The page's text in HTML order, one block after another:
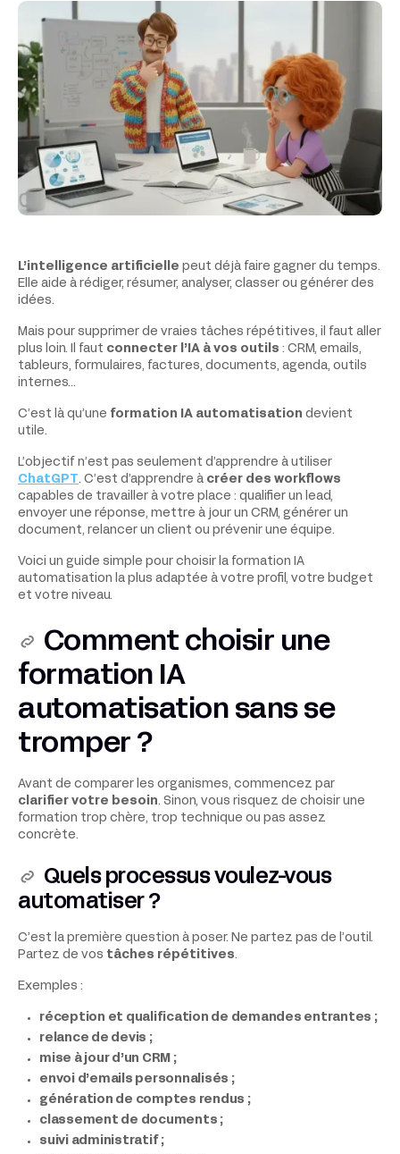
L’intelligence artificielle peut déjà faire gagner du temps.
Elle aide à rédiger, résumer, analyser, classer ou générer des
idées.
Mais pour supprimer de vraies tâches répétitives, il faut aller
plus loin. Il faut connecter l’IA à vos outils : CRM, emails,
tableurs, formulaires, factures, documents, agenda, outils
internes…
C’est là qu’une formation IA automatisation devient
utile.
L’objectif n’est pas seulement d’apprendre à utiliser
ChatGPT. C’est d’apprendre à créer des workflows
capables de travailler à votre place : qualifier un lead,
envoyer une réponse, mettre à jour un CRM, générer un
document, relancer un client ou prévenir une équipe.
Voici un guide simple pour choisir la formation IA
automatisation la plus adaptée à votre profil, votre budget
et votre niveau.
Comment choisir une
formation IA
automatisation sans se
tromper ?
Avant de comparer les organismes, commencez par
clarifier votre besoin. Sinon, vous risquez de choisir une
formation trop chère, trop technique ou pas assez
concrète.
Quels processus voulez-vous
automatiser ?
C’est la première question à poser. Ne partez pas de l’outil.
Partez de vos tâches répétitives.
Exemples :
réception et qualification de demandes entrantes ;
relance de devis ;
mise à jour d’un CRM ;
envoi d’emails personnalisés ;
génération de comptes rendus ;
classement de documents ;
suivi administratif ;